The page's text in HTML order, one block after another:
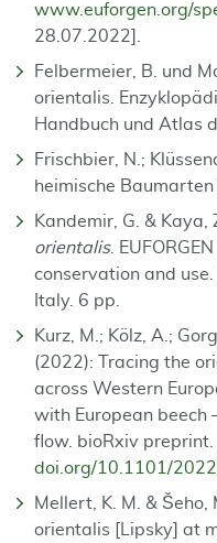
www.euforgen.org/
28.07.2022].
Felbermeier, B. und
orientalis.
Handbuch und Atlas
Frischbier, N.;
heimische
Kandemir, G. & Kaya,
orientalis.
conservation and
Italy. 6 pp.
Kurz, M.; Kölz, A.;
(2022): Tracing the
across Western
with European beech
flow. bioRxiv preprint.
doi.org/10.1101/
Mellert, K. M. &
orientalis [Lipsky] at